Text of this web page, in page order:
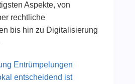
Aspekte, von
rechtliche
bis hin zu Digitalisierung
Entrümpelungen
entscheidend ist